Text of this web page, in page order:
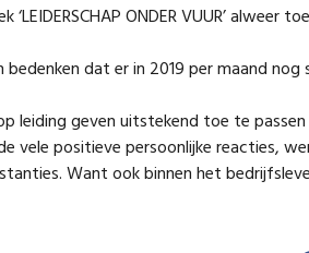
ONDER VUUR’ alweer
dat er in 2019 per maand nog
leiding geven uitstekend toe te
vele positieve persoonlijke reacties,
Want ook binnen het